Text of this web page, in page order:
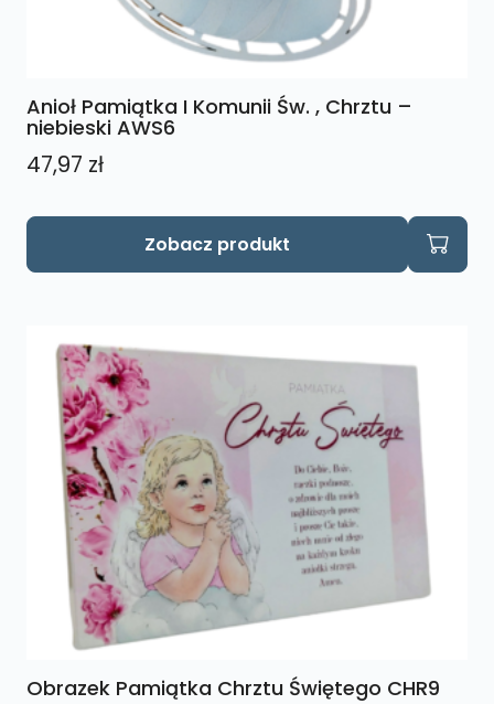
Anioł Pamiątka I Komunii Św. , Chrztu –
niebieski AWS6
47,97 zł
Zobacz produkt
Obrazek Pamiątka Chrztu Świętego CHR9